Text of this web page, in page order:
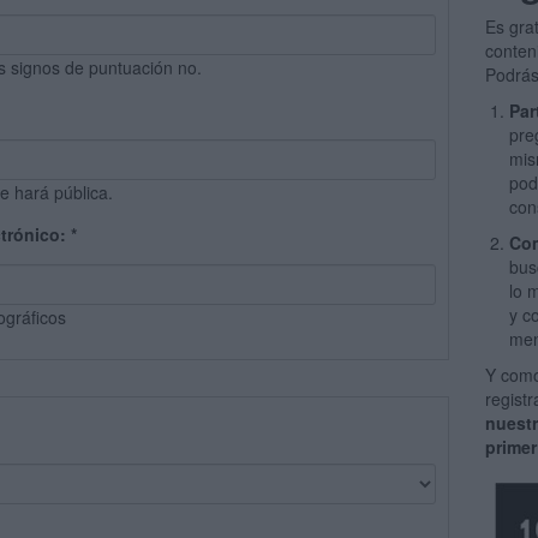
signos de puntuación no.
hará pública.
*
Es
lo
y
Y